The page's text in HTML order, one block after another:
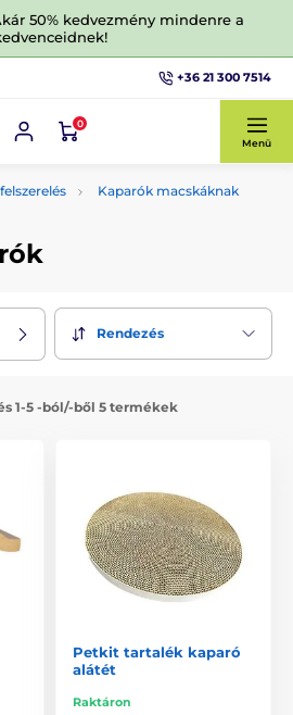
50% kedvezmény mindenre a
+36 21 300 7514
0
Menü
Kaparók macskáknak
Rendezés
1-5 -ból/-ből 5 termékek
Petkit tartalék kaparó
alátét
Raktáron